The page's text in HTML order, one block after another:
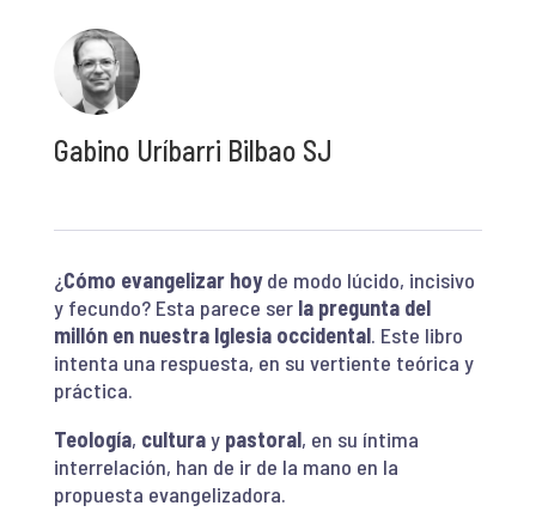
Gabino Uríbarri Bilbao SJ
¿Cómo evangelizar hoyde modo lúcido, incisivo
y fecundo? Esta parece ser la pregunta del
millón en nuestra Iglesia occidental. Este libro
intenta una respuesta, en su vertiente teórica y
práctica.
Teología, culturay pastoral, en su íntima
interrelación, han de ir de la mano en la
propuesta evangelizadora.